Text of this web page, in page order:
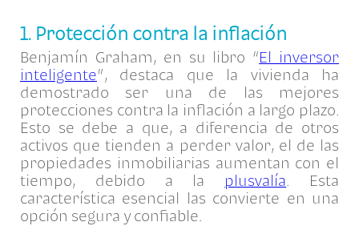
1. Protección contra la inflación
Benjamín Graham, en su libro “El inversor
inteligente”, destaca que la vivienda ha
demostrado ser una de las mejores
protecciones contra la inflación a largo plazo.
Esto se debe a que, a diferencia de otros
activos que tienden a perder valor, el de las
propiedades inmobiliarias aumentan con el
tiempo, debido a la plusvalía. Esta
característica esencial las convierte en una
opción segura y confiable.